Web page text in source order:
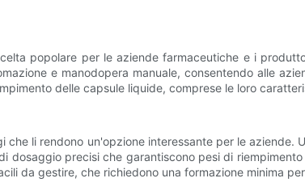
popolare per le aziende farmaceutiche e i
e manodopera manuale, consentendo alle
delle capsule liquide, comprese le loro
li rendono un'opzione interessante per le aziende.
precisi che garantiscono pesi di
da gestire, che richiedono una formazione minima